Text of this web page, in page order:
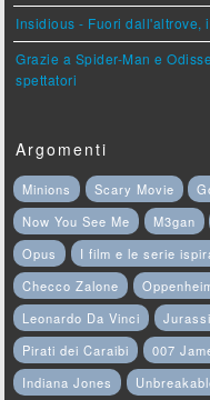
Insidious - Fuori dall'altrove,
Grazie a Spider-Man e
spettatori
Argomenti
Minions Scary Movie
Now You See Me
M3gan
Opus
I film e le serie
Checco Zalone
Leonardo Da Vinci
Pirati dei Caraibi
007
Indiana Jones